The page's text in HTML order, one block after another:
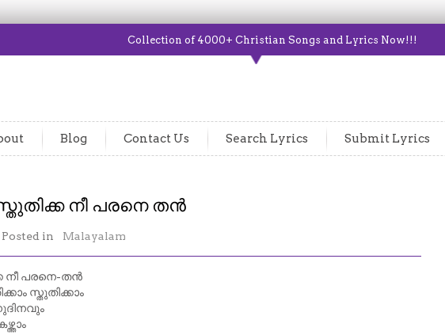
Collection of 4000+ Christian Songs and Lyrics Now!!!
Blog Contact Us Search Lyrics Submit Lyrics
നീ പരനെ തൻ
Posted in Malayalam
നീ പരനെ-തൻ
സ്തുതിക്കാം